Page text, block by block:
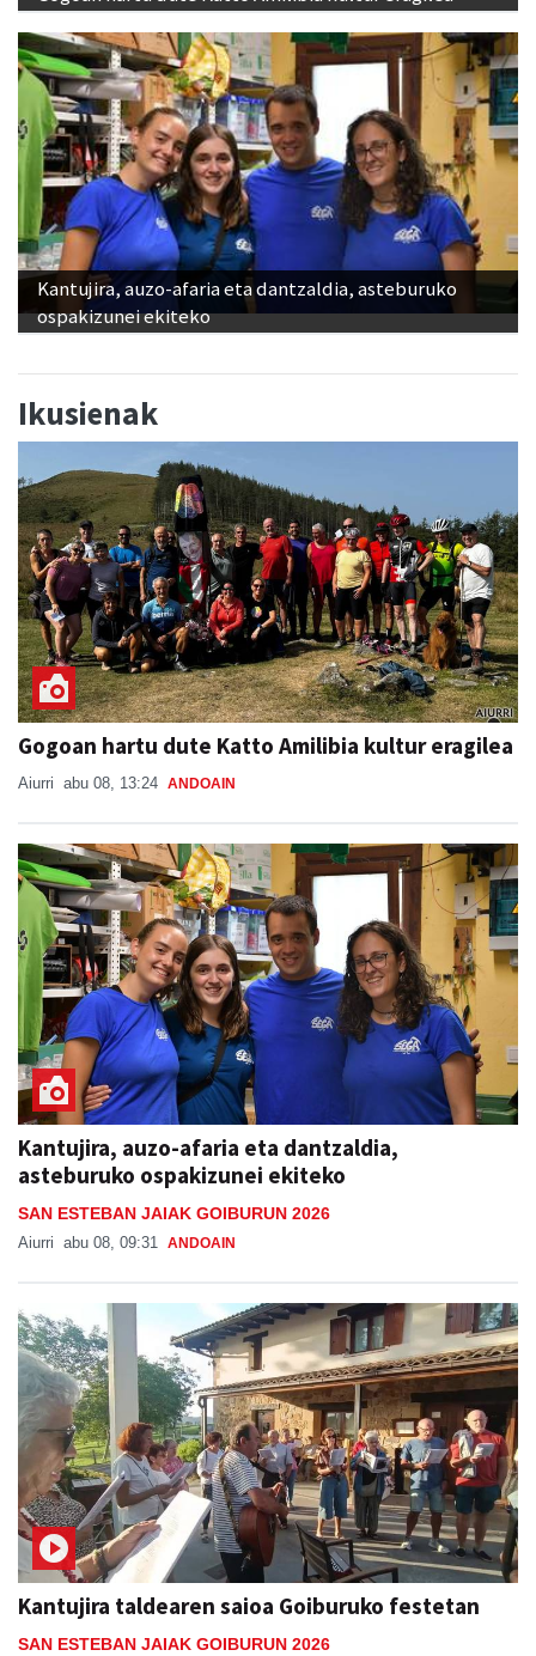
Kantujira, auzo-afaria eta dantzaldia, asteburuko
ospakizunei ekiteko
Ikusienak
Gogoan hartu dute Katto Amilibia kultur eragilea
Aiurri abu 08, 13:24 ANDOAIN
Kantujira, auzo-afaria eta dantzaldia,
asteburuko ospakizunei ekiteko
SAN ESTEBAN JAIAK GOIBURUN 2026
Aiurri abu 08, 09:31 ANDOAIN
Kantujira taldearen saioa Goiburuko festetan
SAN ESTEBAN JAIAK GOIBURUN 2026